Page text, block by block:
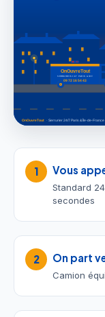
1 Vous
Standard
secondes
2 On part
Camion